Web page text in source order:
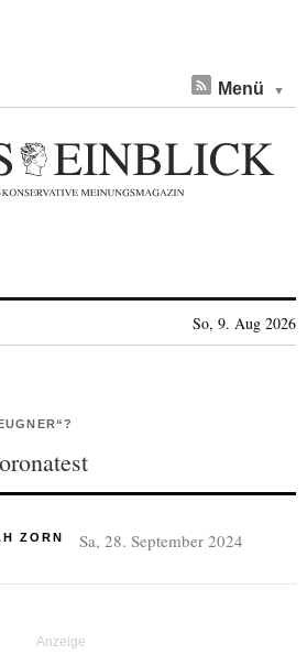
Menü
So, 9. Aug 2026
ZORN Sa, 28. September 2024